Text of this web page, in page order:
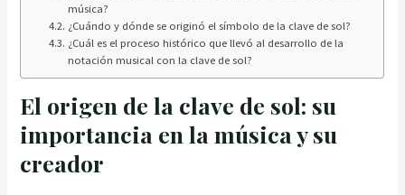
música?
¿Cuándo y dónde se originó el símbolo de la clave de sol?
¿Cuál es el proceso histórico que llevó al desarrollo de la
notación musical con la clave de sol?
El origen de la clave de sol: su
importancia en la música y su
creador